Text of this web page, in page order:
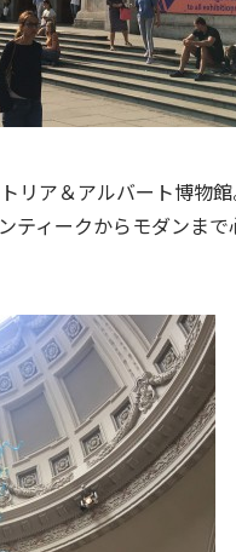
リア＆アルバート博物
ティークからモダンま